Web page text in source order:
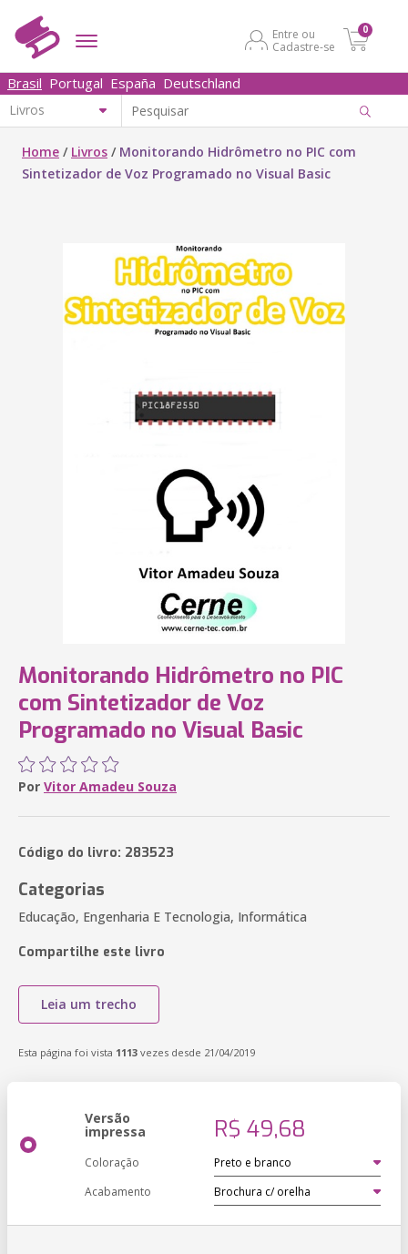
Entre ou
Cadastre-se
0
Brasil Portugal España Deutschland
Home / Livros / Monitorando Hidrômetro no PIC com
Sintetizador de Voz Programado no Visual Basic
Monitorando Hidrômetro no PIC
com Sintetizador de Voz
Programado no Visual Basic
Por Vitor Amadeu Souza
Código do livro: 283523
Categorias
Educação, Engenharia E Tecnologia, Informática
Compartilhe este livro
Leia um trecho
Esta página foi vista 1113 vezes desde 21/04/2019
Versão
impressa R$ 49,68
Coloração
Acabamento